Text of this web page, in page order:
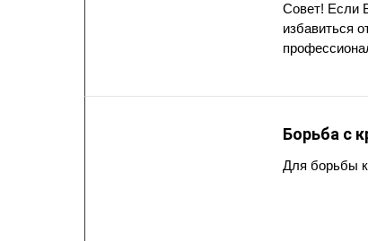
Совет! Если
избавиться
Борьба с
Для борьбы